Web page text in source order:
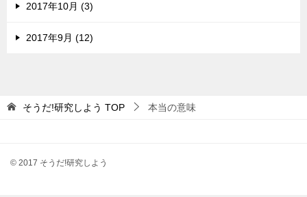
2017年10月 (3)
2017年9月 (12)
そうだ!研究しよう TOP 本当の意味
© 2017 そうだ!研究しよう